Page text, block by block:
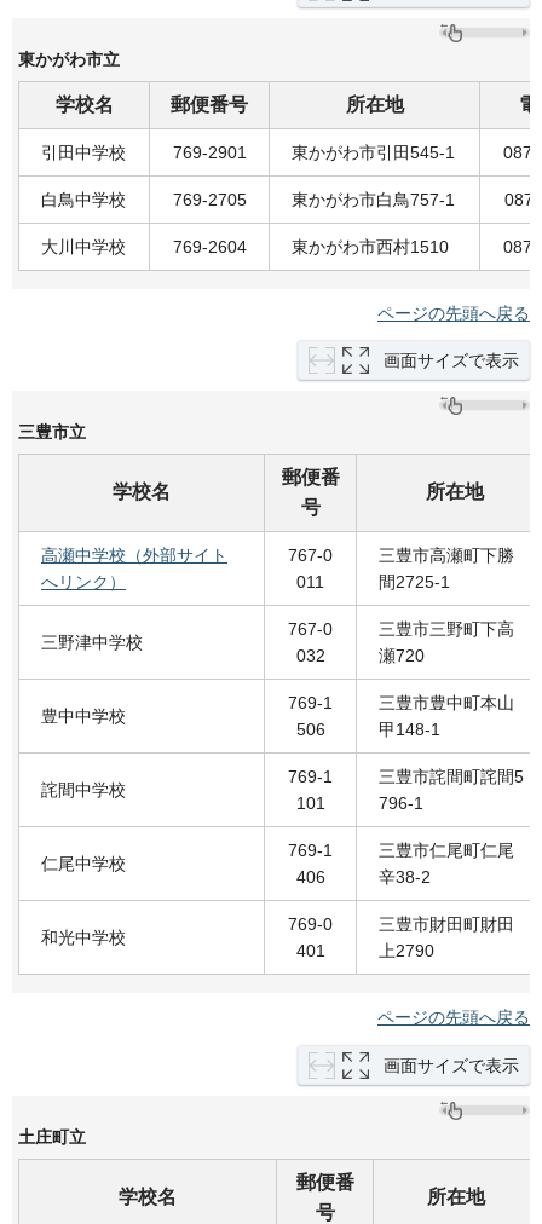
東かがわ市立
学校名 郵便番号 所在地
引田中学校 769-2901 東かがわ市引田545-1
白鳥中学校 769-2705 東かがわ市白鳥757-1
大川中学校 769-2604 東かがわ市西村1510
ページの先頭へ戻る
画面サイズで表示
三豊市立
学校名
郵便番
号
所在地
高瀬中学校（外部サイト
へリンク）
767-0
011
三豊市高瀬町下勝
間2725-1
三野津中学校
767-0
032
三豊市三野町下高
瀬720
豊中中学校
769-1
506
三豊市豊中町本山
甲148-1
詫間中学校
769-1
101
三豊市詫間町詫間5
796-1
仁尾中学校
769-1
406
三豊市仁尾町仁尾
辛38-2
和光中学校
769-0
401
三豊市財田町財田
上2790
ページの先頭へ戻る
画面サイズで表示
土庄町立
学校名
郵便番
号
所在地